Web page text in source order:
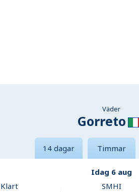
Väder
Gorreto
14 dagar Timmar
Idag 6 aug
Klart
SMHI